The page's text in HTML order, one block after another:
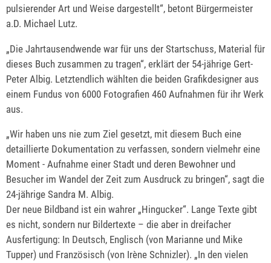
pulsierender Art und Weise dargestellt“, betont Bürgermeister
a.D. Michael Lutz.
„Die Jahrtausendwende war für uns der Startschuss, Material für
dieses Buch zusammen zu tragen“, erklärt der 54-jährige Gert-
Peter Albig. Letztendlich wählten die beiden Grafikdesigner aus
einem Fundus von 6000 Fotografien 460 Aufnahmen für ihr Werk
aus.
„Wir haben uns nie zum Ziel gesetzt, mit diesem Buch eine
detaillierte Dokumentation zu verfassen, sondern vielmehr eine
Moment - Aufnahme einer Stadt und deren Bewohner und
Besucher im Wandel der Zeit zum Ausdruck zu bringen“, sagt die
24-jährige Sandra M. Albig.
Der neue Bildband ist ein wahrer „Hingucker“. Lange Texte gibt
es nicht, sondern nur Bildertexte – die aber in dreifacher
Ausfertigung: In Deutsch, Englisch (von Marianne und Mike
Tupper) und Französisch (von Irène Schnizler). „In den vielen